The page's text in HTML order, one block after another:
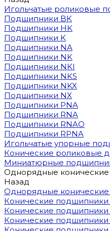
Игольчатые роликовые
Подшипники BK
Подшипники HK
Подшипники K
Подшипники NA
Подшипники NK
Подшипники NKI
Подшипники NKS
Подшипники NKX
Подшипники NX
Подшипники PNA
Подшипники RNA
Подшипники RNAO
Подшипники RPNA
Игольчатые упорные
Конические роликовые
Миниатюрные
Однорядные
Назад
Однорядные
Конические подшипники
Конические подшипники
Конические подшипники